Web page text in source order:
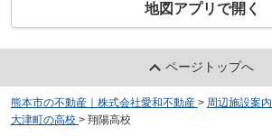
地図アプリで開く
ページトップへ
熊本市の不動産｜株式会社愛和不動産 > 周辺施設案内
大津町の高校 > 翔陽高校